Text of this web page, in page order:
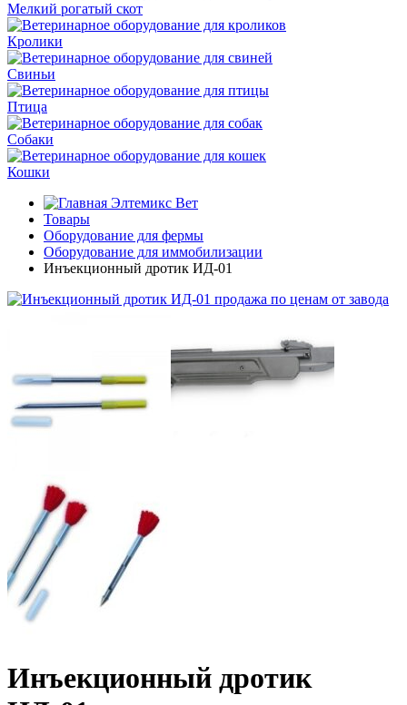
Мелкий рогатый скот
Кролики
Свиньи
Птица
Собаки
Кошки
Элтемикс Вет
Товары
Оборудование для фермы
Оборудование для иммобилизации
Инъекционный дротик ИД-01
Инъекционный дротик